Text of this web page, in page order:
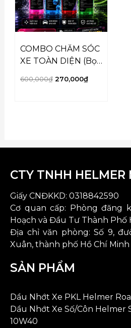
COMBO CHĂM SÓC
XE TOÀN DIỆN (Bọt
Kính + Dưỡng Bóng
600,000₫ 270,000₫
CTY TNHH HELMER
Giấy CNĐKKD: 0318842590
Cơ quan cấp: Phòng đăng
Hoạch và Đầu Tư Thành Phố
Địa chỉ văn phòng: Số 9,
Xuân, thành phố Hồ Chí Minh
SẢN PHẨM
Dầu Nhớt Xe PKL Helmer
Dầu Nhớt Xe Số/Côn Helmer
10W40